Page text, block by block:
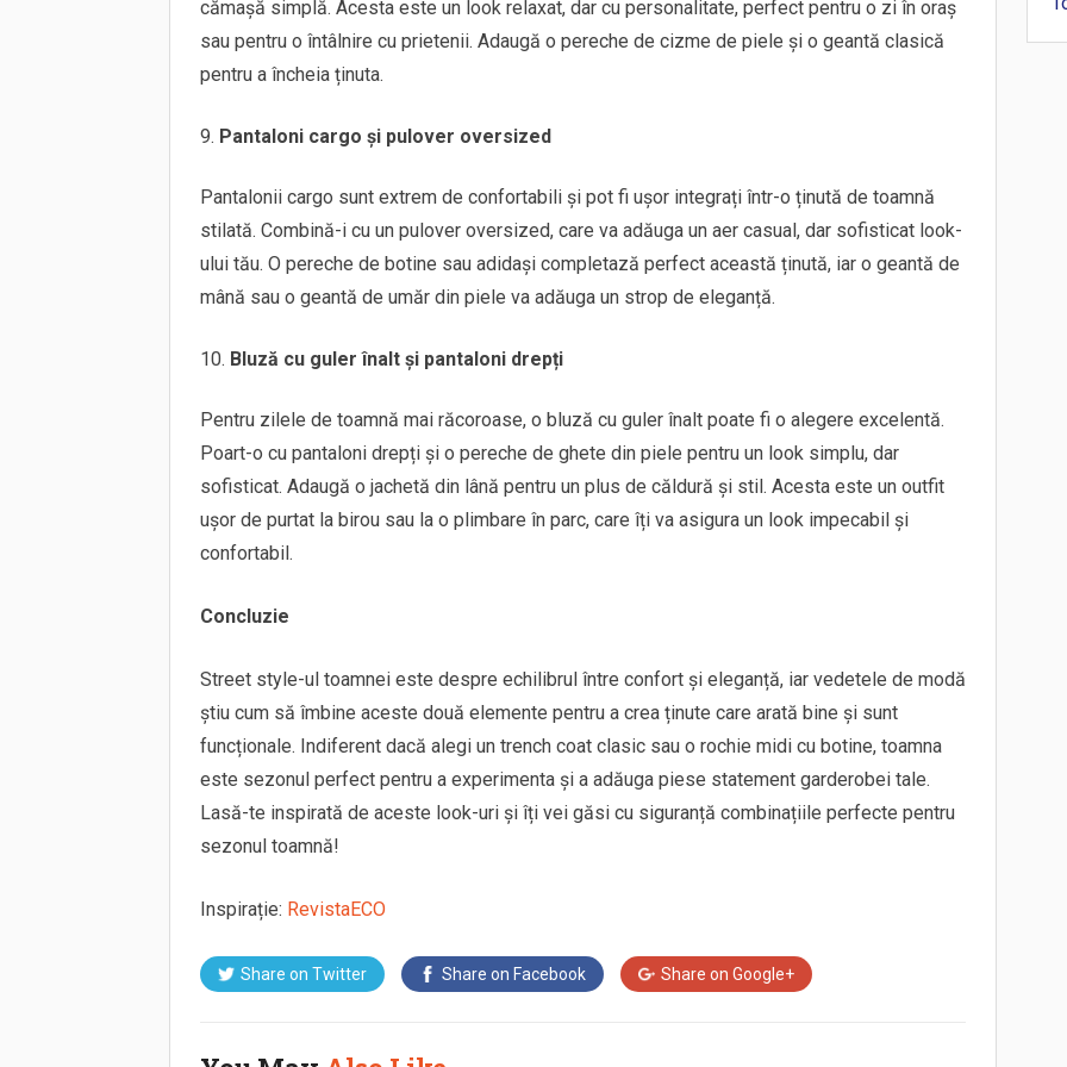
cămașă simplă. Acesta este un look relaxat, dar cu personalitate, perfect pentru o zi în oraș
sau pentru o întâlnire cu prietenii. Adaugă o pereche de cizme de piele și o geantă clasică
pentru a încheia ținuta.
Pantaloni cargo și pulover oversized
Pantalonii cargo sunt extrem de confortabili și pot fi ușor integrați într-o ținută de toamnă
stilată. Combină-i cu un pulover oversized, care va adăuga un aer casual, dar sofisticat look-
ului tău. O pereche de botine sau adidași completază perfect această ținută, iar o geantă de
mână sau o geantă de umăr din piele va adăuga un strop de eleganță.
Bluză cu guler înalt și pantaloni drepți
Pentru zilele de toamnă mai răcoroase, o bluză cu guler înalt poate fi o alegere excelentă.
Poart-o cu pantaloni drepți și o pereche de ghete din piele pentru un look simplu, dar
sofisticat. Adaugă o jachetă din lână pentru un plus de căldură și stil. Acesta este un outfit
ușor de purtat la birou sau la o plimbare în parc, care îți va asigura un look impecabil și
confortabil.
Concluzie
Street style-ul toamnei este despre echilibrul între confort și eleganță, iar vedetele de modă
știu cum să îmbine aceste două elemente pentru a crea ținute care arată bine și sunt
funcționale. Indiferent dacă alegi un trench coat clasic sau o rochie midi cu botine, toamna
este sezonul perfect pentru a experimenta și a adăuga piese statement garderobei tale.
Lasă-te inspirată de aceste look-uri și îți vei găsi cu siguranță combinațiile perfecte pentru
sezonul toamnă!
Inspirație: RevistaECO
Share on Twitter Share on Facebook Share on Google+